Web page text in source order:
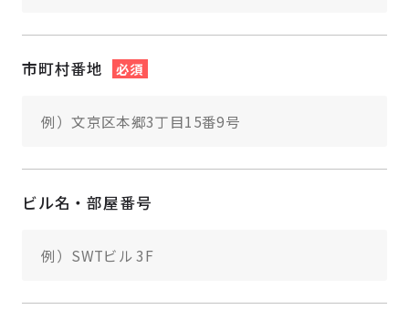
市町村番地 必須
ビル名・部屋番号